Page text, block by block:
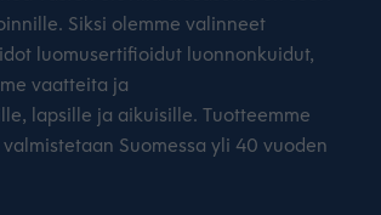
Siksi olemme valinneet
luomusertifioidut luonnonkuidut,
vaatteita ja
lapsille ja aikuisille. Tuotteemme
Suomessa yli 40 vuoden